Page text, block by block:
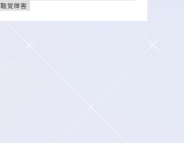
聴覚障害